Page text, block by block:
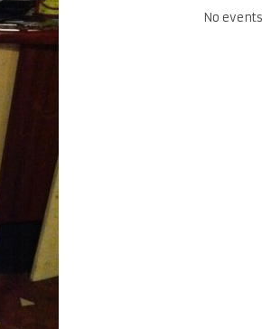
No events